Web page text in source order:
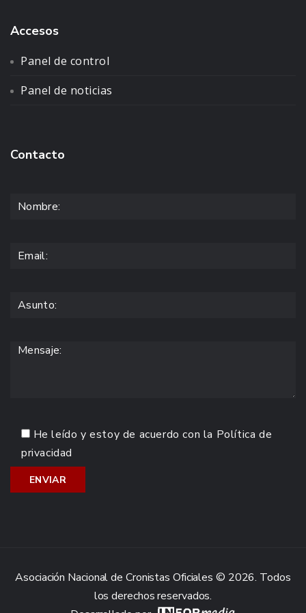
Accesos
Panel de control
Panel de noticias
Contacto
He leído y estoy de acuerdo con la Política de
privacidad
Asociación Nacional de Cronistas Oficiales © 2026. Todos
los derechos reservados.